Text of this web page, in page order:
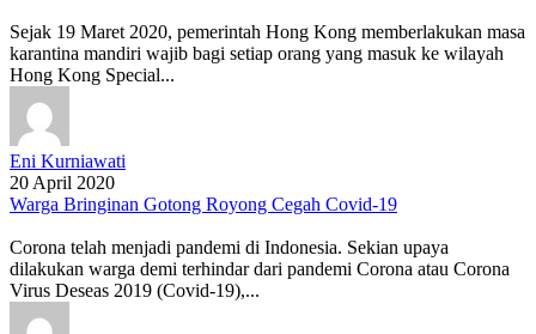
Sejak 19 Maret 2020, pemerintah Hong Kong memberlakukan masa
karantina mandiri wajib bagi setiap orang yang masuk ke wilayah
Hong Kong Special...
Eni Kurniawati
20 April 2020
Warga Bringinan Gotong Royong Cegah Covid-19
Corona telah menjadi pandemi di Indonesia. Sekian upaya
dilakukan warga demi terhindar dari pandemi Corona atau Corona
Virus Deseas 2019 (Covid-19),...